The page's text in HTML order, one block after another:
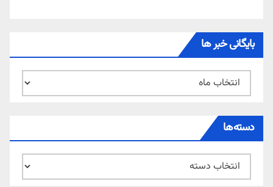
بایگانی خبر ها
بایگانی
خبر
ها
دسته‌ها
دسته‌ها